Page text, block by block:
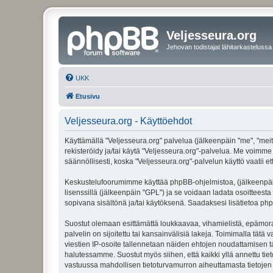
Veljesseura.org
Jehovan todistajat lähitarkastelussa
UKK
Etusivu
Veljesseura.org - Käyttöehdot
Käyttämällä "Veljesseura.org" palvelua (jälkeenpäin "me",
rekisteröidy ja/tai käytä "Veljesseura.org"-palvelua. Me
säännöllisesti, koska "Veljesseura.org"-palvelun käyttö vaatii
Keskustelufoorumimme käyttää phpBB-ohjelmistoa,
lisenssillä (jälkeenpäin "GPL") ja se voidaan ladata osoitteesta
sopivana sisältönä ja/tai käytöksenä. Saadaksesi lisätietoa
Suostut olemaan esittämättä loukkaavaa, vihamielistä,
palvelin on sijoitettu tai kansainvälisiä lakeja. Toimimalla tätä
viestien IP-osoite tallennetaan näiden ehtojen noudattamisen
halutessamme. Suostut myös siihen, että kaikki yllä annettu
vastuussa mahdollisen tietoturvamurron aiheuttamasta